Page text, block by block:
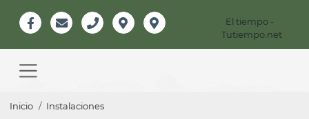
Información
Header
El tiempo -
Tutiempo.net
navigation
Sobrescribir
Inicio Instalaciones